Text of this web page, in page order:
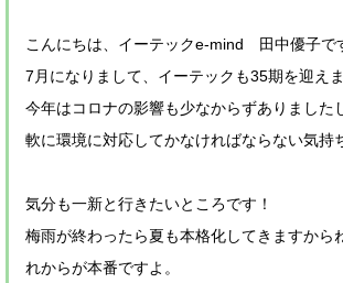
こんにちは、イーテックe-mind 田中優子で
7月になりまして、イーテックも35期を迎えま
今年はコロナの影響も少なからずありました
軟に環境に対応してかなければならない気持
気分も一新と行きたいところです！
梅雨が終わったら夏も本格化してきますから
れからが本番ですよ。